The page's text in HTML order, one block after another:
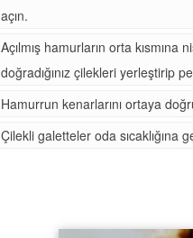
açın.
Açılmış hamurların orta
doğradığınız çilekleri yerleştirip
Hamurrun kenarlarını ortaya
Çilekli galetteler oda sıcaklığına